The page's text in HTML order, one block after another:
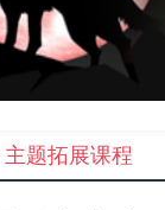
主题拓展课程